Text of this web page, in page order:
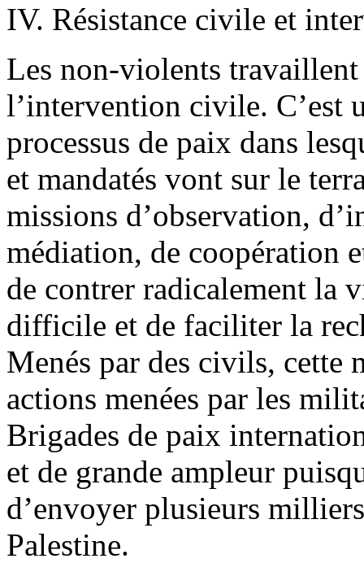
IV. Résistance civile et
Les non-violents travaillent
l’intervention civile. C’est
processus de paix dans
et mandatés vont sur le
missions d’observation,
médiation, de coopération
de contrer radicalement la
difficile et de faciliter la
Menés par des civils, cette
actions menées par les
Brigades de paix
et de grande ampleur
d’envoyer plusieurs
Palestine.